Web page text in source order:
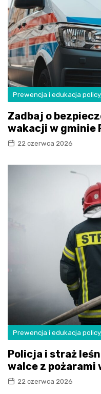
Prewencja i edukacja
Zadbaj o
wakacji w gminie
22 czerwca 2026
Prewencja i edukacja
Policja i straż
walce z pożarami
22 czerwca 2026